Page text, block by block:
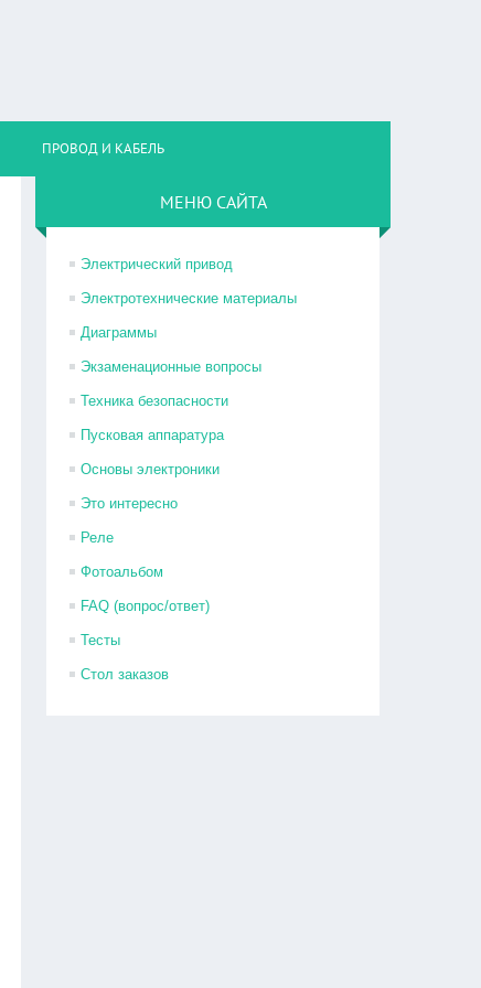
ПРОВОД И КАБЕЛЬ
МЕНЮ САЙТА
Электрический привод
Электротехнические материалы
Диаграммы
Экзаменационные вопросы
Техника безопасности
Пусковая аппаратура
Основы электроники
Это интересно
Реле
Фотоальбом
FAQ (вопрос/ответ)
Тесты
Стол заказов